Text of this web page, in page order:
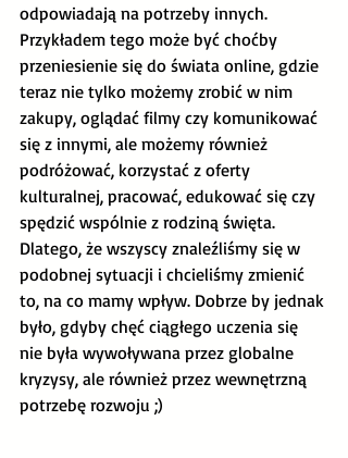
odpowiadają na potrzeby innych.
Przykładem tego może być choćby
przeniesienie się do świata online, gdzie
teraz nie tylko możemy zrobić w nim
zakupy, oglądać filmy czy komunikować
się z innymi, ale możemy również
podróżować, korzystać z oferty
kulturalnej, pracować, edukować się czy
spędzić wspólnie z rodziną święta.
Dlatego, że wszyscy znaleźliśmy się w
podobnej sytuacji i chcieliśmy zmienić
to, na co mamy wpływ. Dobrze by jednak
było, gdyby chęć ciągłego uczenia się
nie była wywoływana przez globalne
kryzysy, ale również przez wewnętrzną
potrzebę rozwoju ;)